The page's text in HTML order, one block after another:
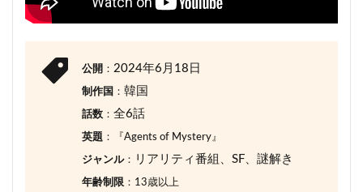
公開 ： 2024年6月18日
制作国 ： 韓国
話数 ： 全6話
英題 ：『Agents of Mystery』
ジャンル： リアリティ番組、SF、謎解き
年齢制限 ：13歳以上